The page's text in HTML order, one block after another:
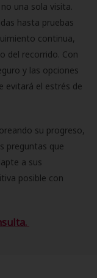
una sola visita.
hasta pruebas
continua,
del recorrido. Con
y las opciones
evitará el estrés de
su progreso,
preguntas que
a sus
posible con